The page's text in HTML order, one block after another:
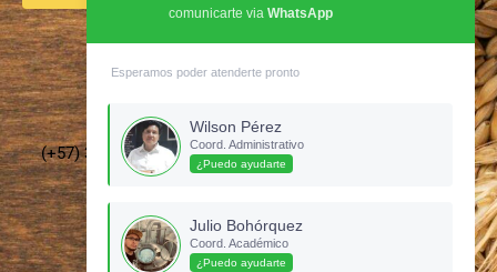
Síguenos en Instagram
(+57) 3135437210 –cervecerosdecolombia@gmail.com
comunicarte via WhatsApp
Esperamos poder atenderte pronto
Wilson Pérez
Coord. Administrativo
¿Puedo ayudarte
Julio Bohórquez
Coord. Académico
¿Puedo ayudarte